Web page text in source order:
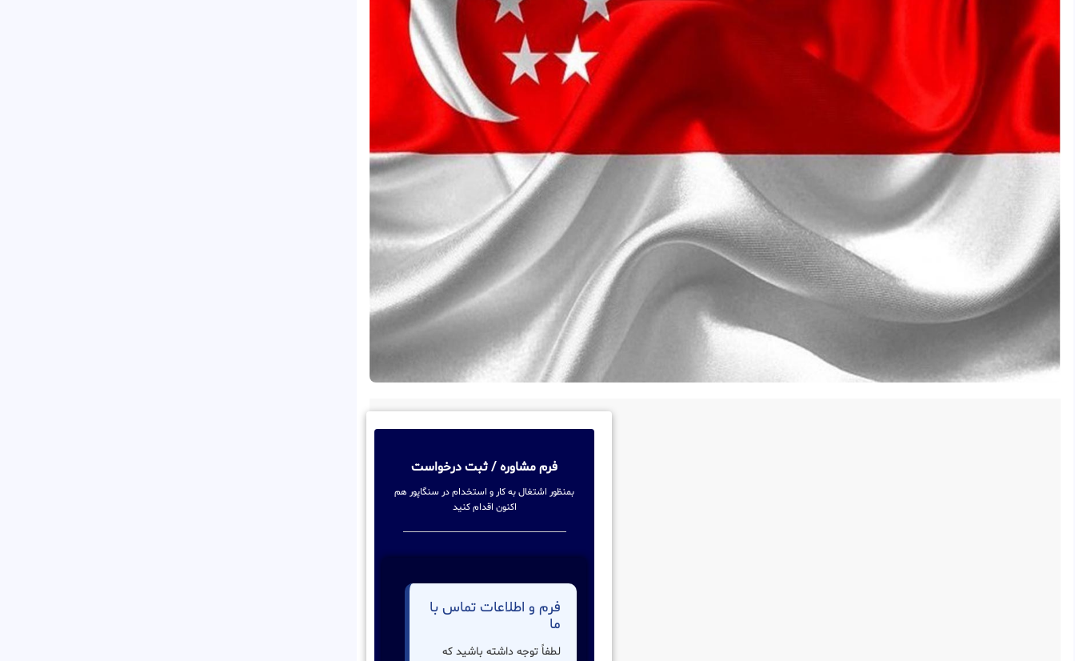
فرم مشاوره / ثبت درخواست
بمنظور اشتغال به کار و استخدام در سنگاپور هم
اکنون اقدام کنید
فرم و اطلاعات تماس با
ما
لطفاً توجه داشته باشید که